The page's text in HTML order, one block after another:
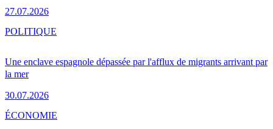
27.07.2026
Une enclave espagnole dépassée par l'afflux de migrants arrivant par
la mer
30.07.2026
POLITIQUE
ÉCONOMIE